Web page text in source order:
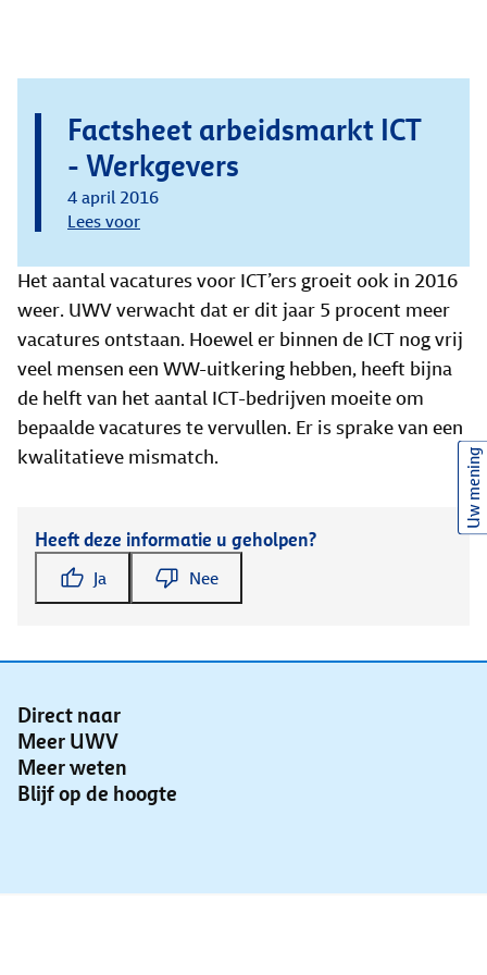
Factsheet arbeidsmarkt ICT
- Werkgevers
4 april 2016
Lees voor
Het aantal vacatures voor ICT’ers groeit ook in 2016
weer. UWV verwacht dat er dit jaar 5 procent meer
vacatures ontstaan. Hoewel er binnen de ICT nog vrij
veel mensen een WW-uitkering hebben, heeft bijna
de helft van het aantal ICT-bedrijven moeite om
bepaalde vacatures te vervullen. Er is sprake van een
kwalitatieve mismatch.
Heeft deze informatie u geholpen?
Ja Nee
Direct naar
Meer UWV
Meer weten
Blijf op de hoogte
Uw mening